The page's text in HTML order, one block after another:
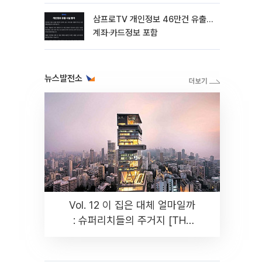
삼프로TV 개인정보 46만건 유출…
계좌·카드정보 포함
뉴스발전소
Vol. 12 이 집은 대체 얼마일까
: 슈퍼리치들의 주거지 [THE